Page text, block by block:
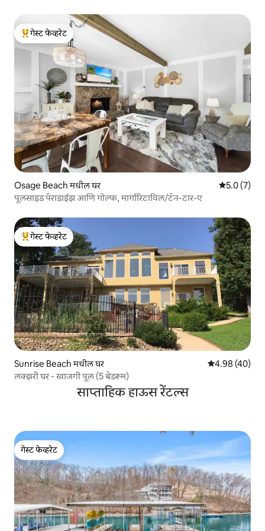
टॉप गेस्ट फेव्हरेट
गेस्ट फेव्हरेट
Osage Beach मधील घर 5 पैकी 5.0
5.0 (7)
पूलसाइड पॅराडाईझ आणि गोल्फ, मार्गारिटाविल/टॅन-टार-ए
टॉप गेस्ट फेव्हरेट
गेस्ट फेव्हरेट
Sunrise Beach मधील घर 5 पैकी 4.98
4.98 (40)
लक्झरी घर - खाजगी पूल (5 बेडरूम)
साप्ताहिक हाऊस रेंटल्स
गेस्ट फेव्हरेट
गेस्ट फेव्हरेट